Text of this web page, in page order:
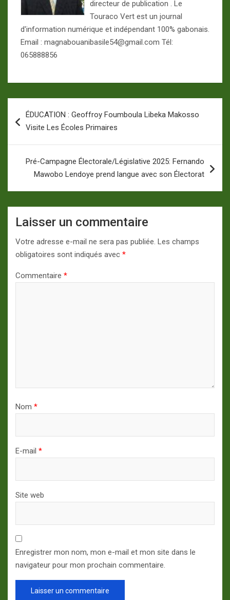
directeur de publication . Le
Touraco Vert est un journal
d'information numérique et indépendant 100% gabonais.
Email : magnabouanibasile54@gmail.com Tél:
065888856
de
ÉDUCATION : Geoffroy Foumboula Libeka Makosso
Visite Les Écoles Primaires
Pré-Campagne Électorale/Législative 2025: Fernando
Mawobo Lendoye prend langue avec son Électorat
Laisser un commentaire
Votre adresse e-mail ne sera pas publiée. Les champs
obligatoires sont indiqués avec *
Commentaire *
Nom *
E-mail *
Site web
Enregistrer mon nom, mon e-mail et mon site dans le
navigateur pour mon prochain commentaire.